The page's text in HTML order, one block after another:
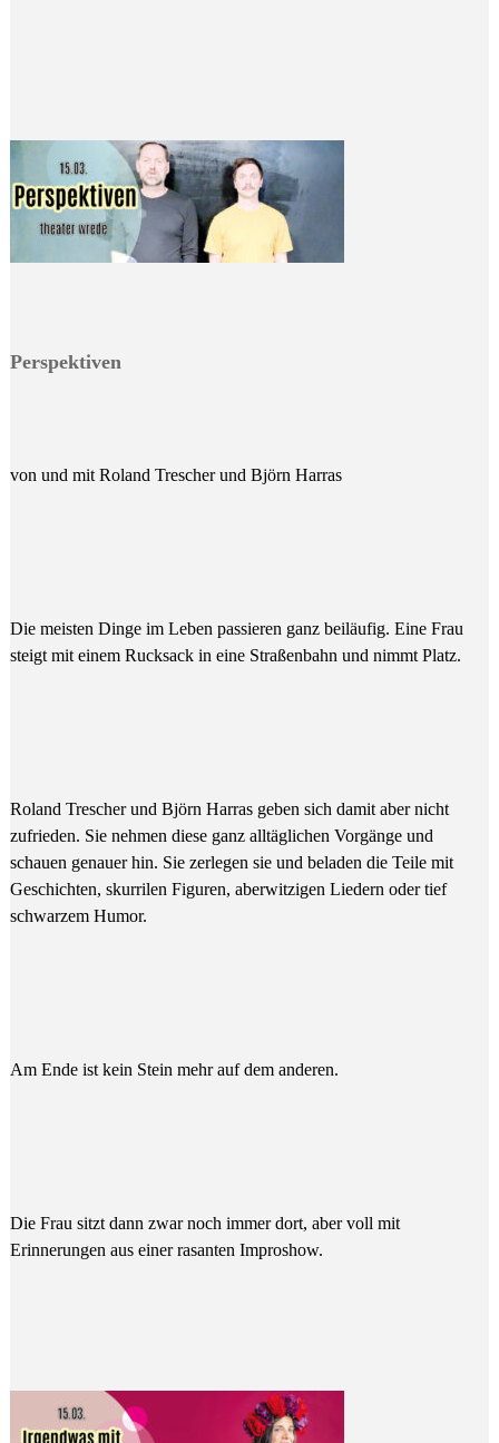
Perspektiven
von und mit Roland Trescher und Björn Harras
Die meisten Dinge im Leben passieren ganz beiläufig. Eine Frau
steigt mit einem Rucksack in eine Straßenbahn und nimmt Platz.
Roland Trescher und Björn Harras geben sich damit aber nicht
zufrieden. Sie nehmen diese ganz alltäglichen Vorgänge und
schauen genauer hin. Sie zerlegen sie und beladen die Teile mit
Geschichten, skurrilen Figuren, aberwitzigen Liedern oder tief
schwarzem Humor.
Am Ende ist kein Stein mehr auf dem anderen.
Die Frau sitzt dann zwar noch immer dort, aber voll mit
Erinnerungen aus einer rasanten Improshow.